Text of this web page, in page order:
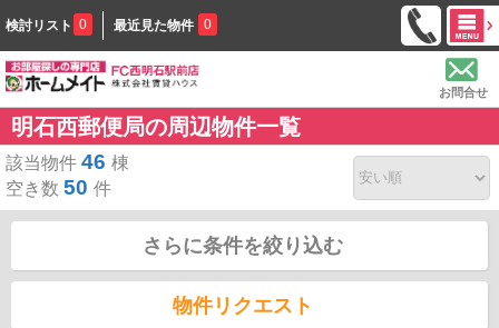
検討リスト 0 最近見た物件 0
お問合せ
明石西郵便局の周辺物件一覧
該当物件 46 棟
空き数 50 件
さらに条件を絞り込む
物件リクエスト